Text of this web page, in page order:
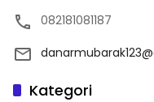
082181081187
Kategori